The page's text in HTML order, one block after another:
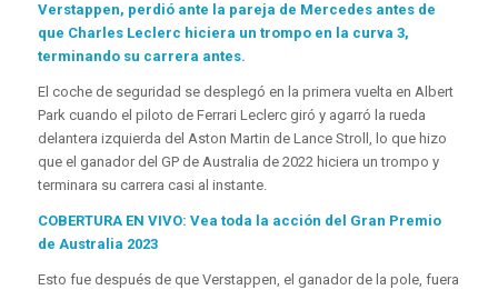
Verstappen, perdió ante la pareja de Mercedes antes de
que Charles Leclerc hiciera un trompo en la curva 3,
terminando su carrera antes.
El coche de seguridad se desplegó en la primera vuelta en Albert
Park cuando el piloto de Ferrari Leclerc giró y agarró la rueda
delantera izquierda del Aston Martin de Lance Stroll, lo que hizo
que el ganador del GP de Australia de 2022 hiciera un trompo y
terminara su carrera casi al instante.
COBERTURA EN VIVO: Vea toda la acción del Gran Premio
de Australia 2023
Esto fue después de que Verstappen, el ganador de la pole, fuera